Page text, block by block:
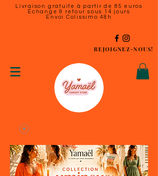
Livraison gratuite à partir de 85 euros
Échange & retour sous 14 jours
Envoi Colissimo 48h
REJOIGNEZ-NOUS!